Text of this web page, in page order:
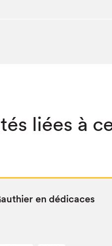
liées à
en dédicaces